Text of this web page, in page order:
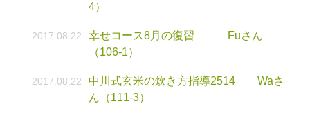
4）
2017.08.22
幸せコース8月の復習 Fuさん
（106-1）
2017.08.22
中川式玄米の炊き方指導2514 Waさ
ん（111-3）